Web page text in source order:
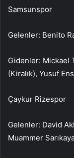
Samsunspor
Gelenler: Benito
Gidenler: Mickael
(Kiralık), Yusuf
Çaykur Rizespor
Gelenler: David
Muammer